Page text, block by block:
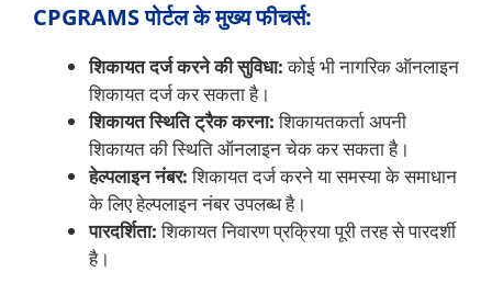
CPGRAMS पोर्टल के मुख्य फीचर्स:
शिकायत दर्ज करने की सुविधा:कोई भी नागरिक ऑनलाइन
शिकायत दर्ज कर सकता है।
शिकायत स्थिति ट्रैक करना:शिकायतकर्ता अपनी
शिकायत की स्थिति ऑनलाइन चेक कर सकता है।
हेल्पलाइन नंबर:शिकायत दर्ज करने या समस्या के समाधान
के लिए हेल्पलाइन नंबर उपलब्ध है।
पारदर्शिता:शिकायत निवारण प्रक्रिया पूरी तरह से पारदर्शी
है।